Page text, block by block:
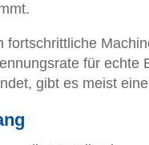
für echte
gibt es meist